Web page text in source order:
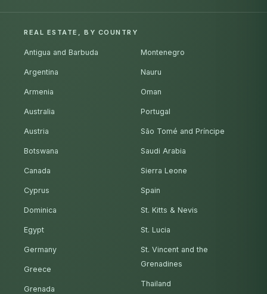
REAL ESTATE, BY COUNTRY
Antigua and Barbuda
Argentina
Armenia
Australia
Austria
Botswana
Canada
Cyprus
Dominica
Egypt
Germany
Greece
Grenada
Montenegro
Nauru
Oman
Portugal
São Tomé and Príncipe
Saudi Arabia
Sierra Leone
Spain
St. Kitts & Nevis
St. Lucia
St. Vincent and the
Grenadines
Thailand